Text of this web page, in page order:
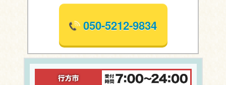
050-5212-9834